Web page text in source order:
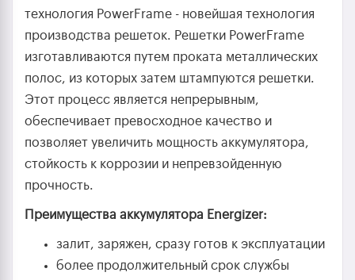
технология PowerFrame - новейшая технология
производства решеток. Решетки PowerFrame
изготавливаются путем проката металлических
полос, из которых затем штампуются решетки.
Этот процесс является непрерывным,
обеспечивает превосходное качество и
позволяет увеличить мощность аккумулятора,
стойкость к коррозии и непревзойденную
прочность.
Преимущества аккумулятора Energizer:
залит, заряжен, сразу готов к эксплуатации
более продолжительный срок службы